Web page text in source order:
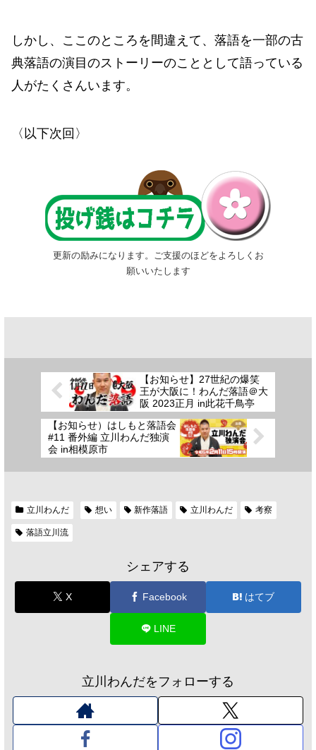
しかし、ここのところを間違えて、落語を一部の古
典落語の演目のストーリーのこととして語っている
人がたくさんいます。
〈以下次回〉
更新の励みになります。ご支援のほどをよろしくお
願いいたします
【お知らせ】27世紀の爆笑
王が大阪に！わんだ落語＠大
阪 2023正月 in此花千鳥亭
【お知らせ）はしもと落語会
#11 番外編 立川わんだ独演
会 in相模原市
立川わんだ 想い 新作落語 立川わんだ 考察
落語立川流
シェアする
X Facebook はてブ
LINE
立川わんだをフォローする